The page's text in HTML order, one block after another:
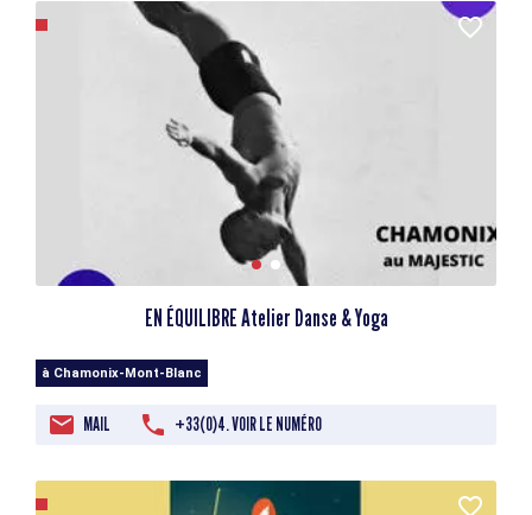
EN ÉQUILIBRE Atelier Danse & Yoga
à Chamonix-Mont-Blanc
MAIL +33(0)4. VOIR LE NUMÉRO